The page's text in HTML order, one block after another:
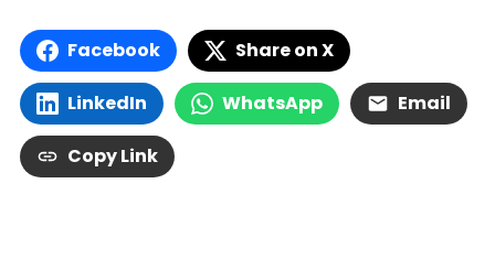
Facebook Share on X
LinkedIn WhatsApp Email
Copy Link